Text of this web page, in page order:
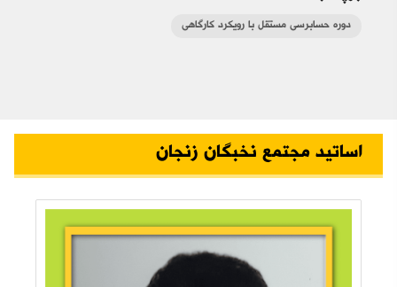
دوره حسابرسی مستقل با رویکرد کارگاهی
اساتید مجتمع نخبگان زنجان